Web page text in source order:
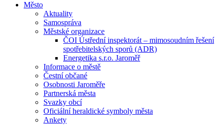
Město
Aktuality
Samospráva
Městské organizace
ČOI Ústřední inspektorát – mimosoudním řešení
spotřebitelských sporů (ADR)
Energetika s.r.o. Jaroměř
Informace o městě
Čestní občané
Osobnosti Jaroměře
Partnerská města
Svazky obcí
Oficiální heraldické symboly města
Ankety